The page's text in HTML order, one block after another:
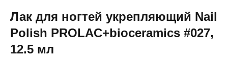
Лак для ногтей укрепляющий Nail
Polish PROLAC+bioceramics #027,
12.5 мл